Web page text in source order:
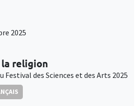
2025
la religion
Festival des Sciences et des Arts 2025